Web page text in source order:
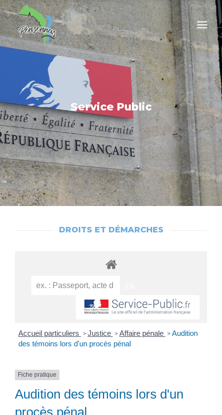
Service Public
DROITS ET DÉMARCHES
Accueil particuliers > Justice > Affaire pénale > Audition
des témoins lors d'un procès pénal
Fiche pratique
Audition des témoins lors d'un
procès pénal